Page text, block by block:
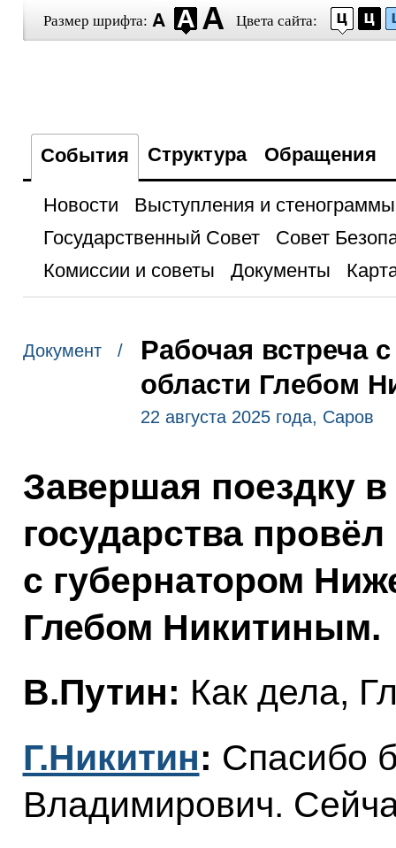
Размер шрифта: Цвета сайта:
События Структура Обращения
Новости
Выступления и стенограммы
Государственный Совет
Совет
Комиссии и советы
Документы
Документ /
Рабочая встреча
области Глебом
22 августа 2025 года, Саров
Завершая поездку
государства
с губернатором
Глебом Никитиным.
В.Путин: Как дела,
Г.Никитин: Спасибо
Владимирович.